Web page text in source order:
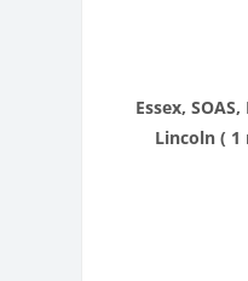
Essex, SOAS,
Lincoln (